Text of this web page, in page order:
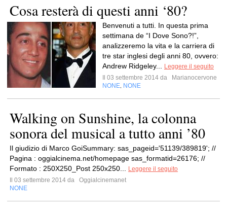
Cosa resterà di questi anni ‘80?
Benvenuti a tutti. In questa prima
settimana de “I Dove Sono?!”,
analizzeremo la vita e la carriera di
tre star inglesi degli anni 80, ovvero:
Andrew Ridgeley...
Leggere il seguito
Il 03 settembre 2014 da
Marianocervone
NONE NONE
Walking on Sunshine, la colonna
sonora del musical a tutto anni ’80
Il giudizio di Marco GoiSummary: sas_pageid='51139/389819'; //
Pagina : oggialcinema.net/homepage sas_formatid=26176; //
Formato : 250X250_Post 250x250...
Leggere il seguito
Il 03 settembre 2014 da
Oggialcinemanet
NONE